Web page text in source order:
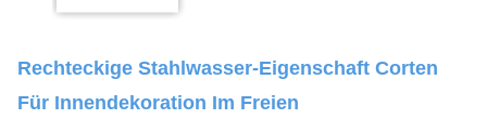
Rechteckige Stahlwasser-Eigenschaft Corten
Für Innendekoration Im Freien